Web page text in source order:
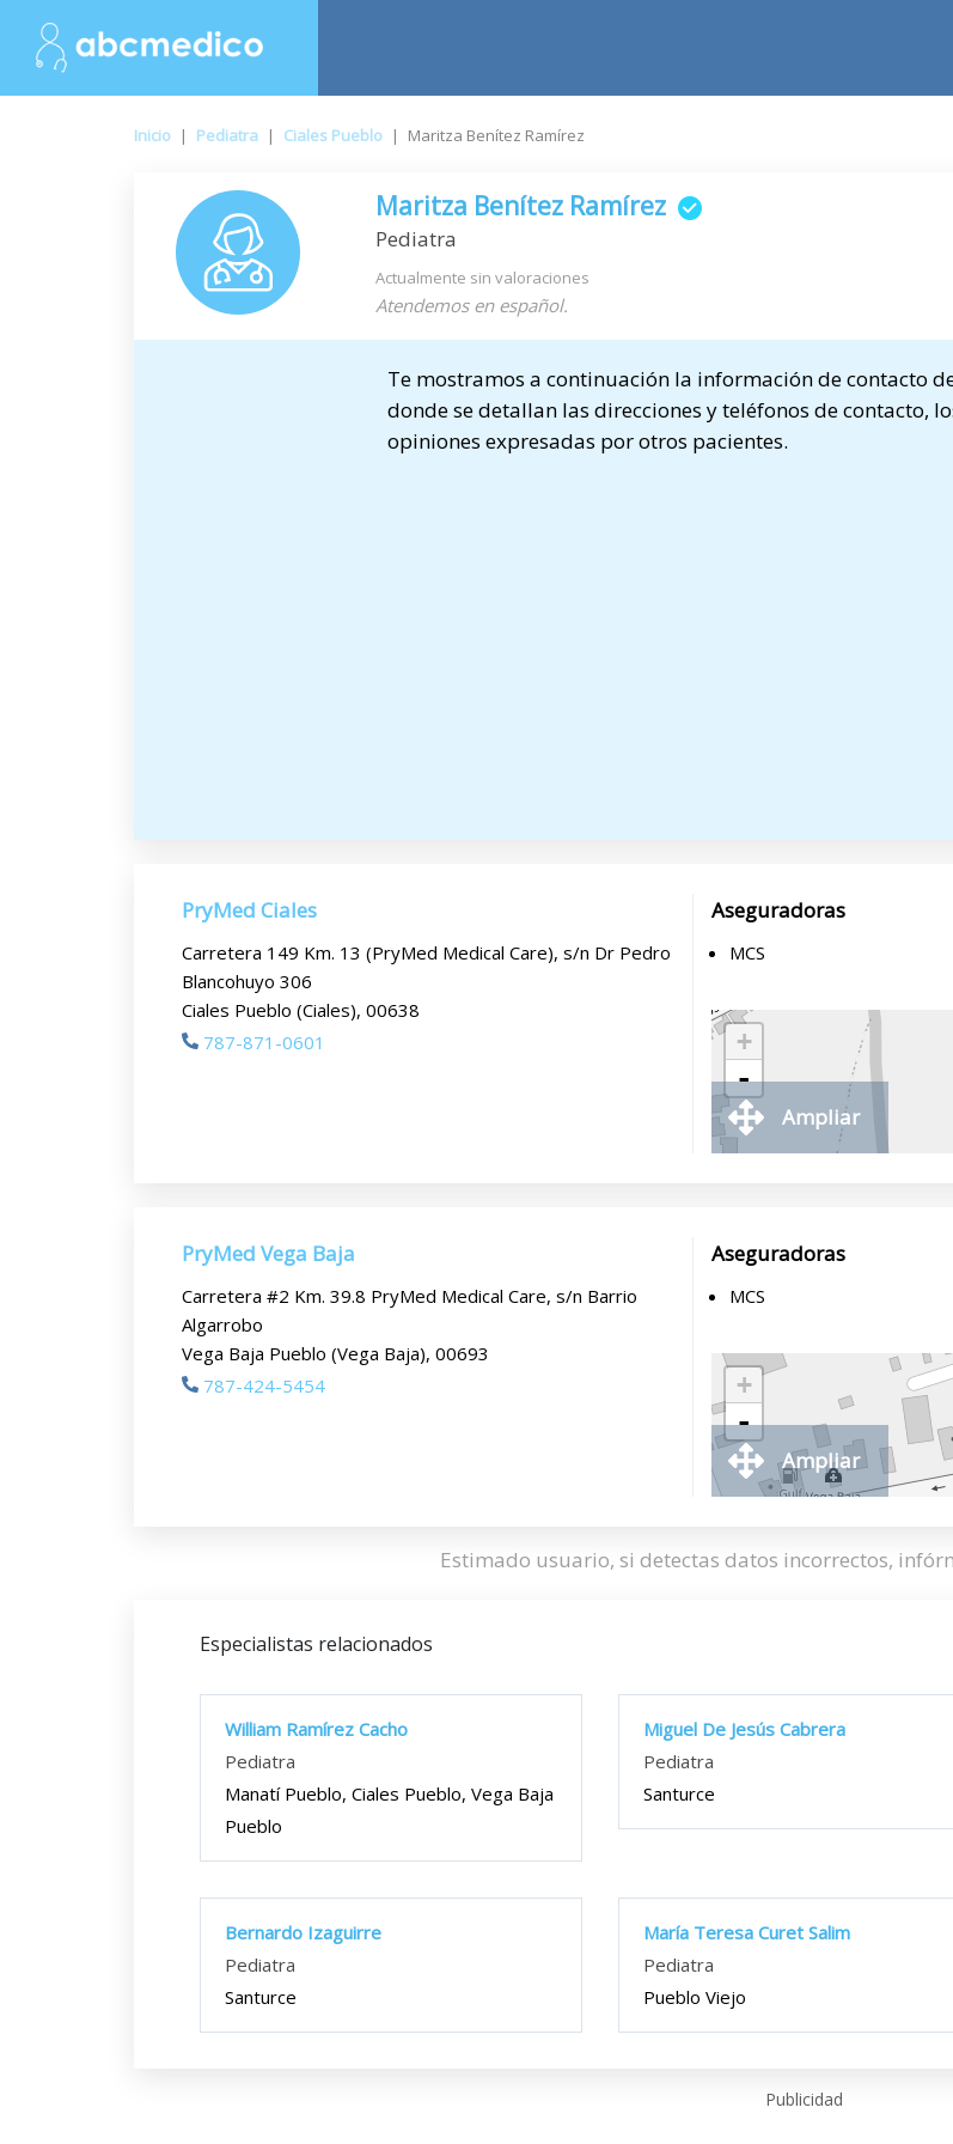
Inicio | Pediatra | Ciales Pueblo | Maritza Benítez Ramírez
Maritza Benítez Ramírez
Pediatra
Actualmente sin valoraciones
Atendemos en español.
Te mostramos a continuación la información de contacto
donde se detallan las direcciones y teléfonos de contacto,
opiniones expresadas por otros pacientes.
PryMed Ciales
Carretera 149 Km. 13 (PryMed Medical Care), s/n Dr Pedro
Blancohuyo 306
Ciales Pueblo (Ciales), 00638
787-871-0601
Aseguradoras
MCS
+
-
Ampliar
PryMed Vega Baja
Carretera #2 Km. 39.8 PryMed Medical Care, s/n Barrio
Algarrobo
Vega Baja Pueblo (Vega Baja), 00693
787-424-5454
Aseguradoras
MCS
+
-
Ampliar
Estimado usuario, si detectas datos incorrectos,
Especialistas relacionados
William Ramírez Cacho
Pediatra
Manatí Pueblo, Ciales Pueblo, Vega Baja
Pueblo
Miguel De Jesús Cabrera
Pediatra
Santurce
Bernardo Izaguirre
Pediatra
Santurce
María Teresa Curet Salim
Pediatra
Pueblo Viejo
Publicidad